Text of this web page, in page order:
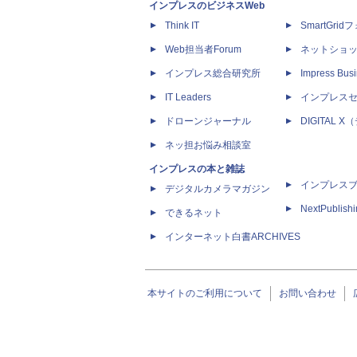
インプレスのビジネスWeb
Think IT
Web担当者Forum
インプレス総合研究所
IT Leaders
ドローンジャーナル
ネッ担お悩み相談室
インプレスの本と雑誌
デジタルカメラマガジン
できるネット
インターネット白書ARCHIVES
SmartGridフ
ネットショ
Impress
インプレス
DIGITAL X（
インプレス
本サイトのご利用について お問い合わせ